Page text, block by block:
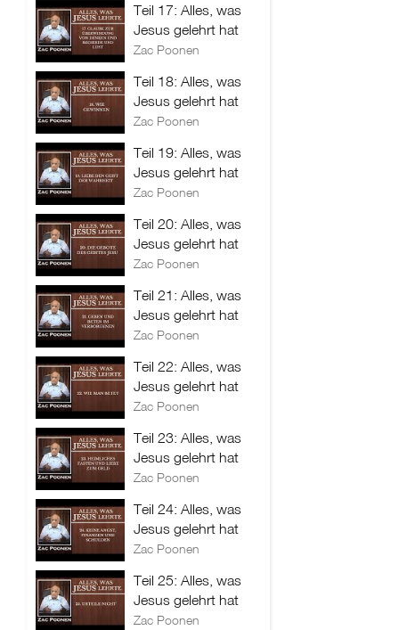
Teil 17: Alles, was
Jesus gelehrt hat
Zac Poonen
Teil 18: Alles, was
Jesus gelehrt hat
Zac Poonen
Teil 19: Alles, was
Jesus gelehrt hat
Zac Poonen
Teil 20: Alles, was
Jesus gelehrt hat
Zac Poonen
Teil 21: Alles, was
Jesus gelehrt hat
Zac Poonen
Teil 22: Alles, was
Jesus gelehrt hat
Zac Poonen
Teil 23: Alles, was
Jesus gelehrt hat
Zac Poonen
Teil 24: Alles, was
Jesus gelehrt hat
Zac Poonen
Teil 25: Alles, was
Jesus gelehrt hat
Zac Poonen